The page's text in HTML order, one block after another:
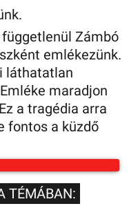
Zámbó
emlékezünk.
láthatatlan
maradjon
a tragédia arra
fontos a küzdő
TÉMÁBAN: